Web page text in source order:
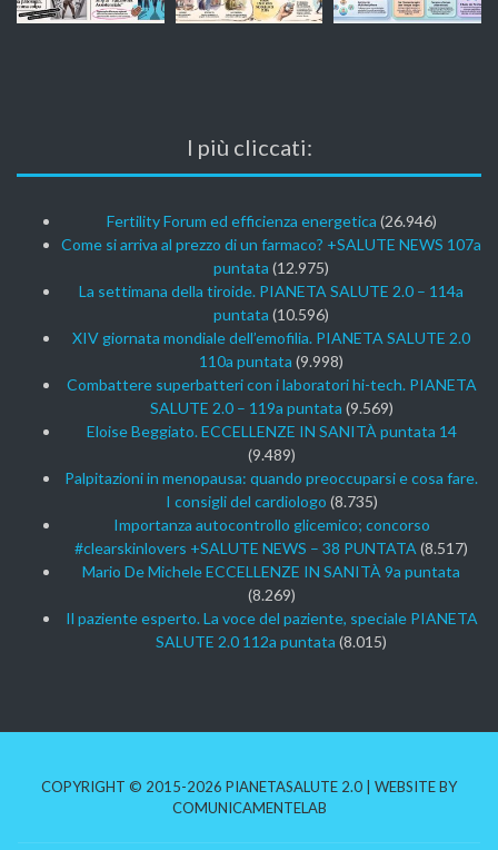
I più cliccati:
Fertility Forum ed efficienza energetica (26.946)
Come si arriva al prezzo di un farmaco? +SALUTE NEWS 107a
puntata (12.975)
La settimana della tiroide. PIANETA SALUTE 2.0 – 114a
puntata (10.596)
XIV giornata mondiale dell’emofilia. PIANETA SALUTE 2.0
110a puntata (9.998)
Combattere superbatteri con i laboratori hi-tech. PIANETA
SALUTE 2.0 – 119a puntata (9.569)
Eloise Beggiato. ECCELLENZE IN SANITÀ puntata 14
(9.489)
Palpitazioni in menopausa: quando preoccuparsi e cosa fare.
I consigli del cardiologo (8.735)
Importanza autocontrollo glicemico; concorso
#clearskinlovers +SALUTE NEWS – 38 PUNTATA (8.517)
Mario De Michele ECCELLENZE IN SANITÀ 9a puntata
(8.269)
Il paziente esperto. La voce del paziente, speciale PIANETA
SALUTE 2.0 112a puntata (8.015)
COPYRIGHT © 2015-2026 PIANETASALUTE 2.0 | WEBSITE BY
COMUNICAMENTELAB